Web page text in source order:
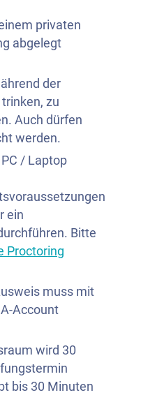
privaten
abgelegt
der
zu
Auch dürfen
werden.
/ Laptop
ein
Bitte
Proctoring
muss mit
Account
wird 30
bis 30 Minuten